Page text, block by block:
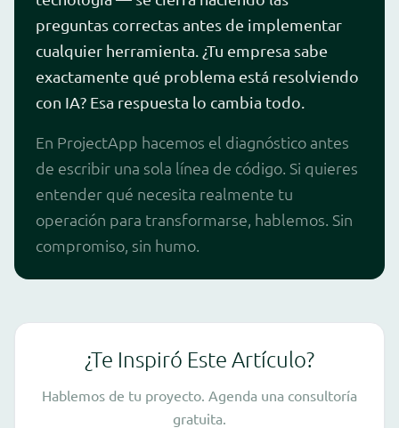
preguntas correctas antes de implementar
cualquier herramienta. ¿Tu empresa sabe
exactamente qué problema está resolviendo
con IA? Esa respuesta lo cambia todo.
En ProjectApp hacemos el diagnóstico antes
de escribir una sola línea de código. Si quieres
entender qué necesita realmente tu
operación para transformarse, hablemos. Sin
compromiso, sin humo.
¿Te Inspiró Este Artículo?
Hablemos de tu proyecto. Agenda una consultoría
gratuita.